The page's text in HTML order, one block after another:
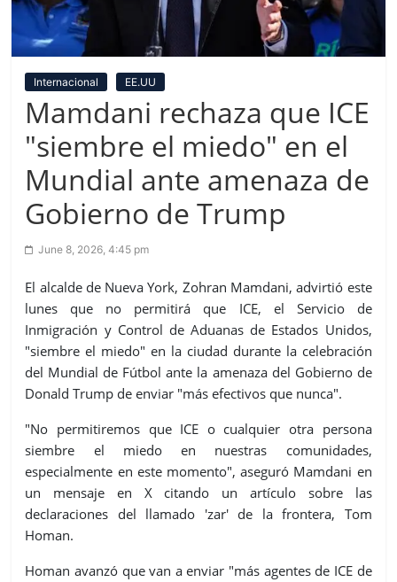
Internacional EE.UU
Mamdani rechaza que ICE
"siembre el miedo" en el
Mundial ante amenaza de
Gobierno de Trump
June 8, 2026, 4:45 pm
El alcalde de Nueva York, Zohran Mamdani, advirtió este
lunes que no permitirá que ICE, el Servicio de
Inmigración y Control de Aduanas de Estados Unidos,
"siembre el miedo" en la ciudad durante la celebración
del Mundial de Fútbol ante la amenaza del Gobierno de
Donald Trump de enviar "más efectivos que nunca".
"No permitiremos que ICE o cualquier otra persona
siembre el miedo en nuestras comunidades,
especialmente en este momento", aseguró Mamdani en
un mensaje en X citando un artículo sobre las
declaraciones del llamado 'zar' de la frontera, Tom
Homan.
Homan avanzó que van a enviar "más agentes de ICE de